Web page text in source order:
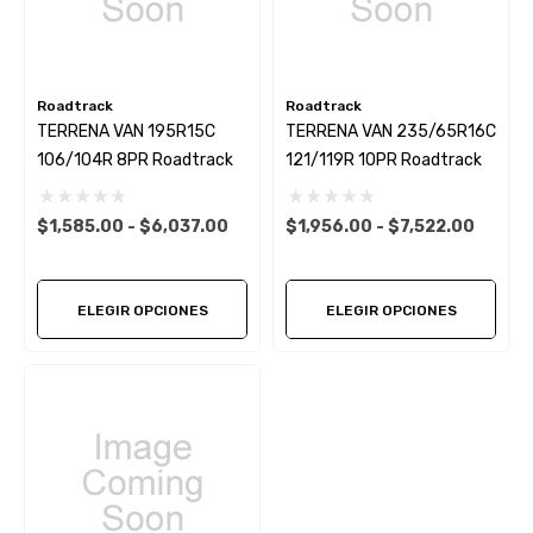
Roadtrack
TERRENA VAN 195R15C
106/104R 8PR Roadtrack
$1,585.00 - $6,037.00
ELEGIR OPCIONES
Roadtrack
TERRENA VAN 235/65R16C
121/119R 10PR Roadtrack
$1,956.00 - $7,522.00
ELEGIR OPCIONES